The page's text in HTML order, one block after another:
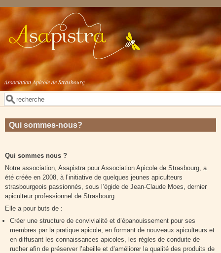
Aller au contenu principal
Association Apicole de Strasbourg
Formulaire de recherche
Rechercher
Qui sommes-nous?
Qui sommes nous ?
Notre association, Asapistra pour Association Apicole de Strasbourg, a
été créée en 2008, à l’initiative de quelques jeunes apiculteurs
strasbourgeois passionnés, sous l’égide de Jean-Claude Moes, dernier
apiculteur professionnel de Strasbourg.
Elle a pour buts de :
Créer une structure de convivialité et d’épanouissement pour ses
membres par la pratique apicole, en formant de nouveaux apiculteurs et
en diffusant les connaissances apicoles, les règles de conduite de
rucher afin de préserver l’abeille et d’améliorer la qualité des produits de